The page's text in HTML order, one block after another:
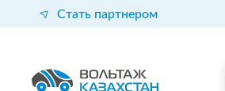
Стать партнером